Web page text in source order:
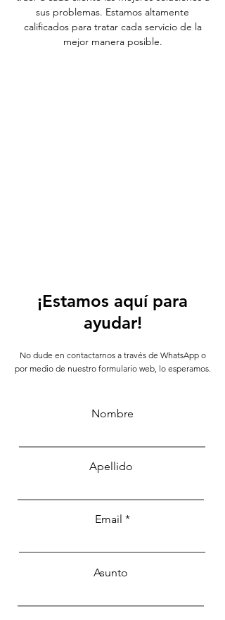
sus problemas. Estamos altamente
calificados para tratar cada servicio de la
mejor manera posible.
¡Estamos aquí para
ayudar!
No dude en contactarnos a través de WhatsApp o
por medio de nuestro formulario web, lo esperamos.
Nombre
Apellido
Email
Asunto